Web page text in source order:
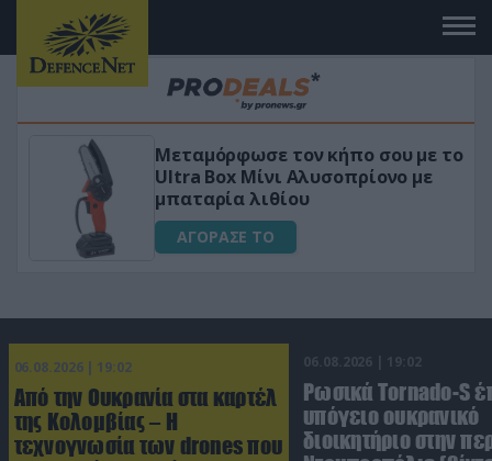
με το
«Μαγική» φόρμουλα τριβόλι
για αύξηση της λίμπιντο
ΑΓΟΡΑΣΕ ΤΟ
06.08.2026 | 19:02
Από την Ουκρανία στα καρτέλ
της Κολομβίας – Η
τεχνογνωσία των drones που
06.08.2026 | 19:02
Ρωσικά Tornado-S
υπόγειο ουκρανικό
διοικητήριο στην